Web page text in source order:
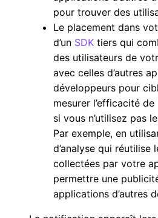
pour trouver des
Le placement dans
d’un SDK tiers qui
des utilisateurs de
avec celles d’autres
développeurs pour
mesurer l’efficacité
si vous n’utilisez pas
Par exemple, en
d’analyse qui réutilise
collectées par votre
permettre une
applications d’autres